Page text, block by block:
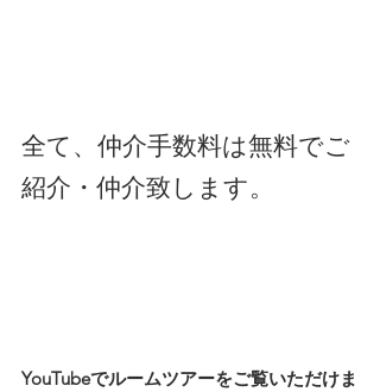
全て、仲介手数料は無料でご
紹介・仲介致します。
YouTubeでルームツアーをご覧いただけま